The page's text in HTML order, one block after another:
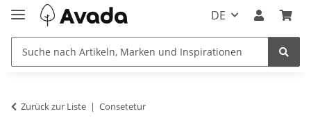
DE
Zurück zur Liste Consetetur